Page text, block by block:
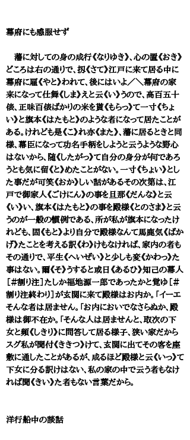
幕府にも感服せず
藩に対しての身の成行《なりゆき》、心の置《おき》
どころは右の通りで、扨《さて》江戸に来て居る中に
幕府に雇《やと》われて、後にはいよ／＼幕府の家
来になって仕舞《しま》えと云《い》うので、高百五十
俵、正味百俵ばかりの米を貰《もらっ》て一寸《ちょ
い》と旗本《はたもと》のような者になって居たことが
ある。けれども是《こ》れ亦《また》、藩に居るときと同
様、幕臣になって功名手柄をしようと云うような野心
はないから、随《したがっ》て自分の身分が何であろ
うとも気に留《と》めたことがない。一寸《ちょい》とし
た事だが可笑《おか》しい話があるその次第は、江
戸で御家人《ごけにん》の事を旦那《だんな》と云
《い》い、旗本《はたもと》の事を殿様《とのさま》と云
うのが一般の慣例である、所が私が旗本になったけ
れども、固《もと》より自分で殿様なんて馬鹿気《ばか
げ》たことを考える訳《わ》けもなければ、家内の者も
その通りで、平生《へいぜい》と少しも変《かわっ》た
事はない。爾《そ》うすると或日《あるひ》知己の幕人
［＃割り注］たしか福地源一郎であったかと覚ゆ［＃
割り注終わり］が玄関に来て殿様はお内か。「イーエ
そんな者は居ません。「お内においでなさらぬか、殿
様は御不在か。「そんな人は居ませんと、取次の下
女と頻《しきり》に問答して居る様子、狭い家だから
スグ私が聞付《ききつ》けて、玄関に出てその客を座
敷に通したことがあるが、成るほど殿様と云《いっ》て
下女に分る訳けはない、私の家の中で云う者もなけ
れば聞《きい》た者もない言葉だから。
洋行船中の談話